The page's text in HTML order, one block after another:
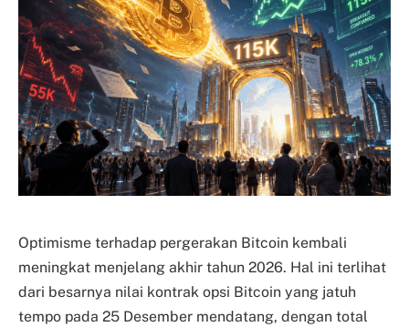
Optimisme terhadap pergerakan Bitcoin kembali
meningkat menjelang akhir tahun 2026. Hal ini terlihat
dari besarnya nilai kontrak opsi Bitcoin yang jatuh
tempo pada 25 Desember mendatang, dengan total